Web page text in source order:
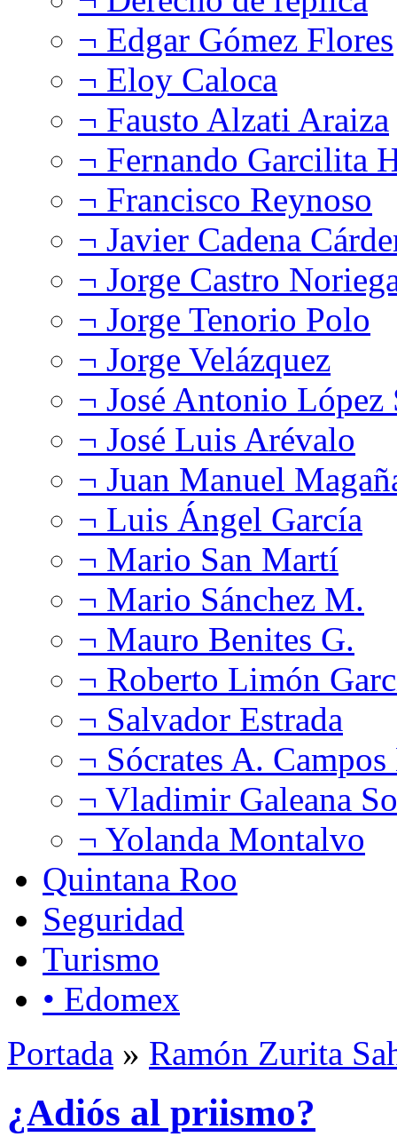
¬ Edgar Gómez Flores
¬ Eloy Caloca
¬ Fausto Alzati Araiza
¬ Fernando Garcilita
¬ Francisco Reynoso
¬ Javier Cadena
¬ Jorge Castro
¬ Jorge Tenorio Polo
¬ Jorge Velázquez
¬ José Antonio López
¬ José Luis Arévalo
¬ Juan Manuel
¬ Luis Ángel García
¬ Mario San Martí
¬ Mario Sánchez M.
¬ Mauro Benites G.
¬ Roberto Limón
¬ Salvador Estrada
¬ Sócrates A.
¬ Vladimir Galeana
¬ Yolanda Montalvo
Quintana Roo
Seguridad
Turismo
• Edomex
Portada » Ramón Zurita
¿Adiós al priismo?